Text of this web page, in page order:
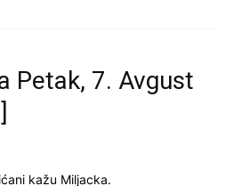
Petak, 7. Avgust
kažu Miljacka.